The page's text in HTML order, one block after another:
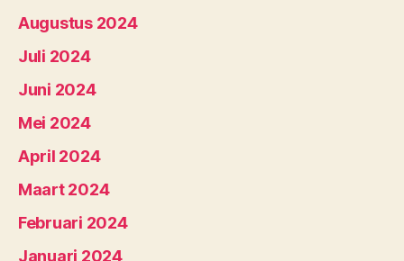
Augustus 2024
Juli 2024
Juni 2024
Mei 2024
April 2024
Maart 2024
Februari 2024
Januari 2024